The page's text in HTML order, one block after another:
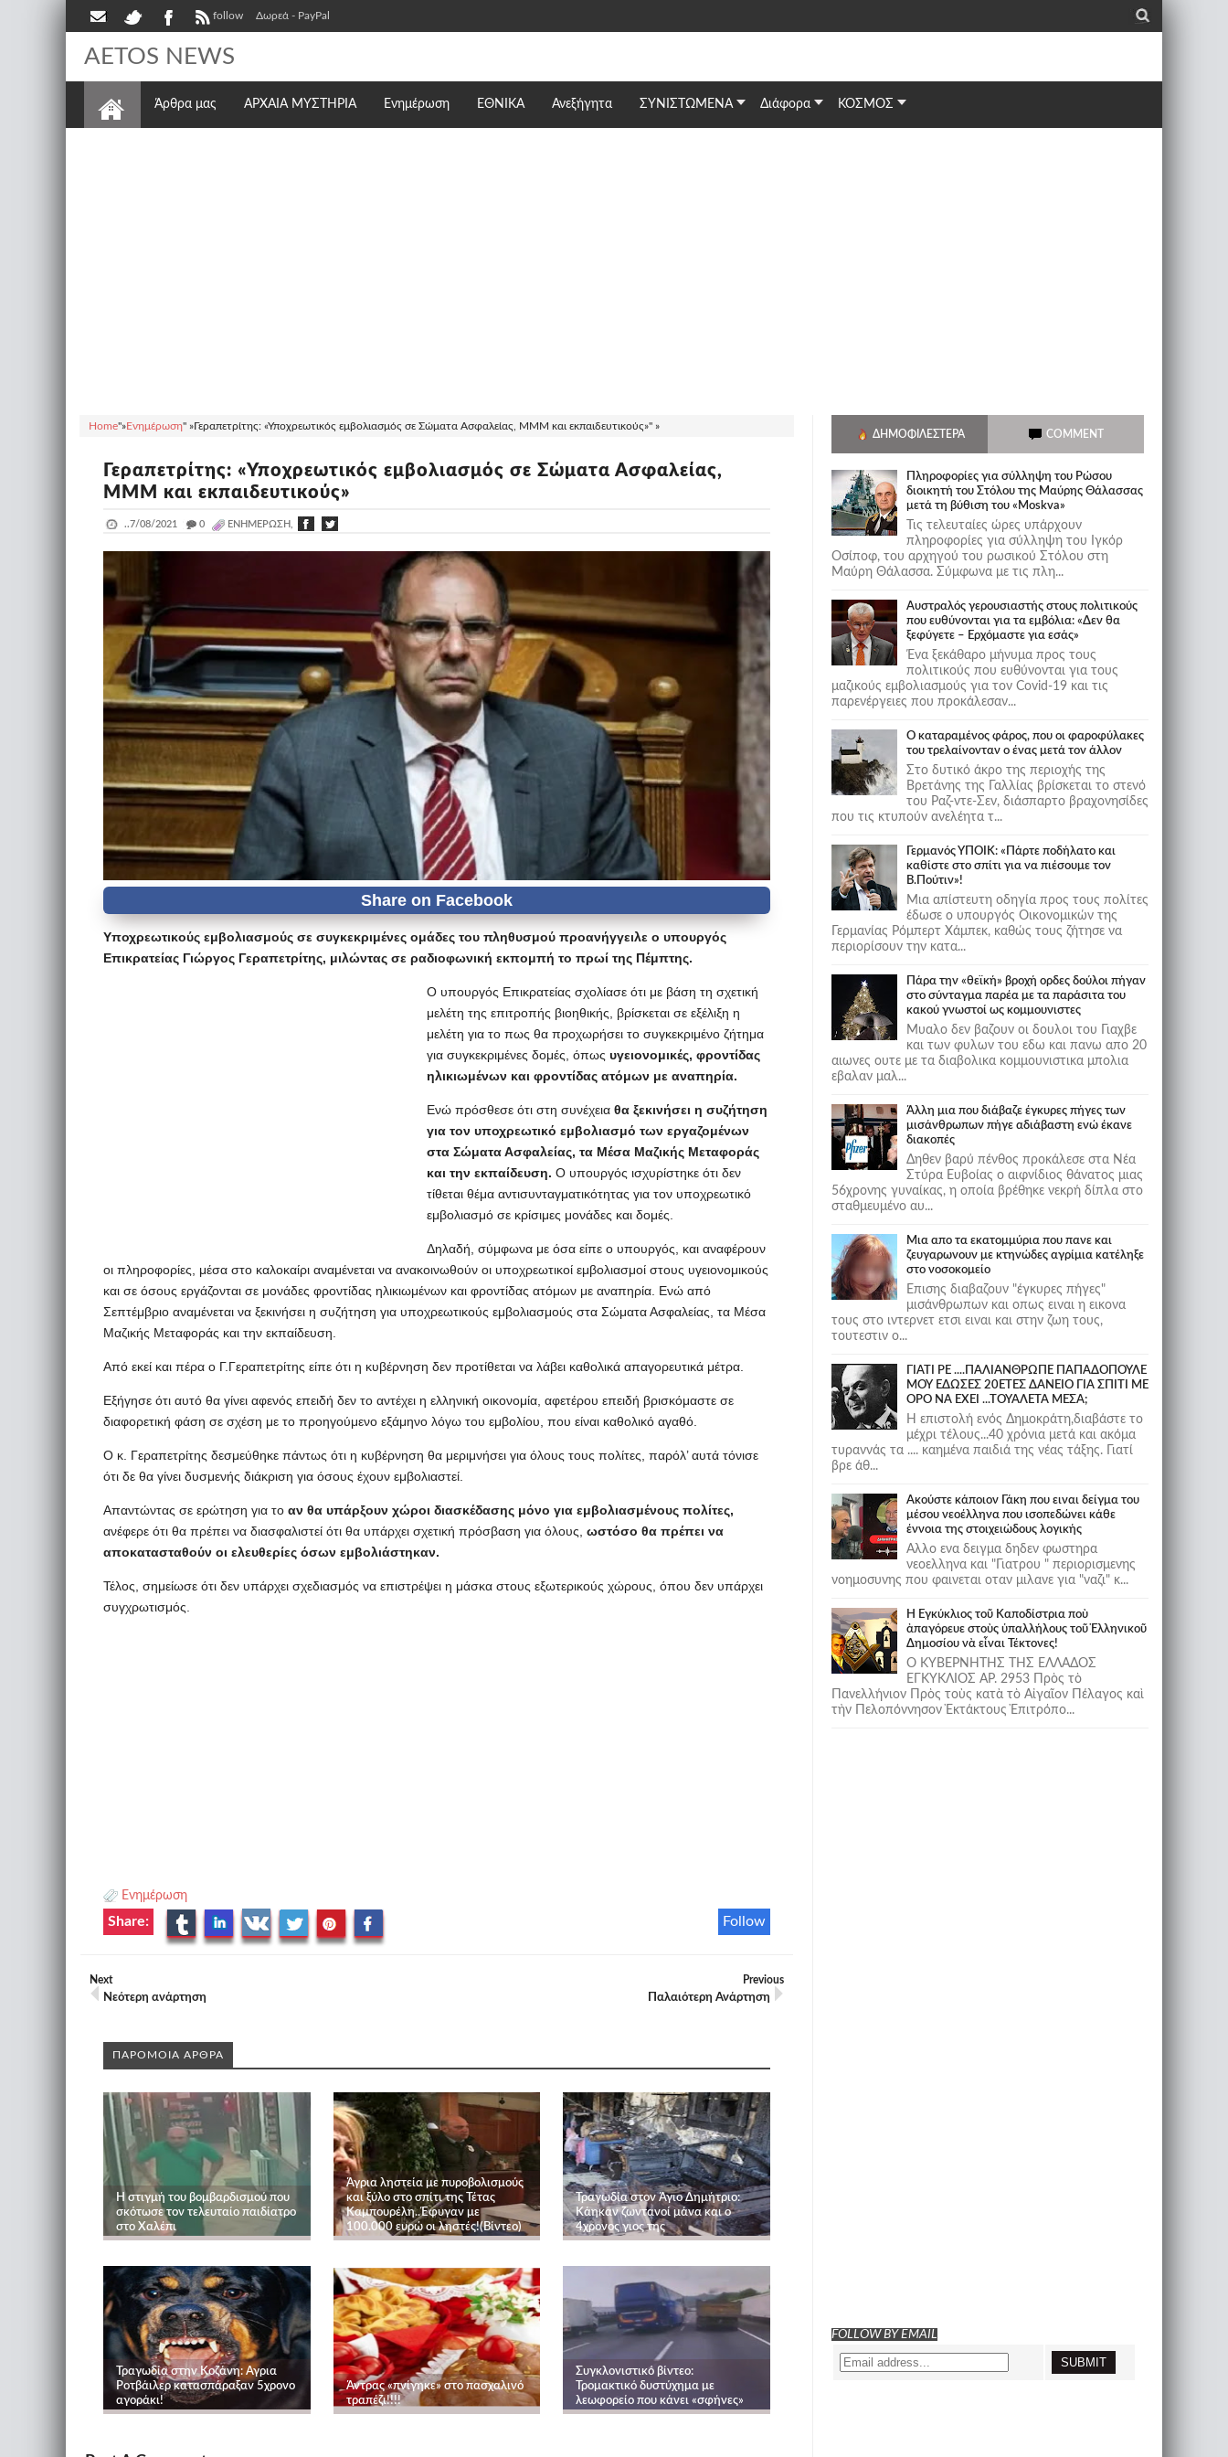
follow Δωρεά - PayPal _
AETOS NEWS
Άρθρα μας ΑΡΧΑΙΑ ΜΥΣΤΗΡΙΑ Ενημέρωση ΕΘΝΙΚΆ Ανεξήγητα ΣΥΝΙΣΤΩΜΕΝΑ Διάφορα ΚΟΣΜΟΣ
Home"»Ενημέρωση" »Γεραπετρίτης: «Υποχρεωτικός εμβολιασμός σε Σώματα Ασφαλείας, ΜΜΜ και εκπαιδευτικούς»" »
Γεραπετρίτης: «Υποχρεωτικός εμβολιασμός σε Σώματα Ασφαλείας,
ΜΜΜ και εκπαιδευτικούς»
..7/08/2021 _ 0 ΕΝΗΜΈΡΩΣΗ,
Υποχρεωτικούς εμβολιασμούς σε συγκεκριμένες ομάδες του πληθυσμού προανήγγειλε ο υπουργός
Επικρατείας Γιώργος Γεραπετρίτης, μιλώντας σε ραδιοφωνική εκπομπή το πρωί της Πέμπτης.
Ο υπουργός Επικρατείας σχολίασε ότι με βάση τη σχετική
μελέτη της επιτροπής βιοηθικής, βρίσκεται σε εξέλιξη η
μελέτη για το πως θα προχωρήσει το συγκεκριμένο ζήτημα
για συγκεκριμένες δομές, όπως υγειονομικές, φροντίδας
ηλικιωμένων και φροντίδας ατόμων με αναπηρία.
Ενώ πρόσθεσε ότι στη συνέχεια θα ξεκινήσει η συζήτηση
για τον υποχρεωτικό εμβολιασμό των εργαζομένων
στα Σώματα Ασφαλείας, τα Μέσα Μαζικής Μεταφοράς
και την εκπαίδευση. Ο υπουργός ισχυρίστηκε ότι δεν
τίθεται θέμα αντισυνταγματικότητας για τον υποχρεωτικό
εμβολιασμό σε κρίσιμες μονάδες και δομές.
Δηλαδή, σύμφωνα με όσα είπε ο υπουργός, και αναφέρουν
οι πληροφορίες, μέσα στο καλοκαίρι αναμένεται να ανακοινωθούν οι υποχρεωτικοί εμβολιασμοί στους υγειονομικούς
και σε όσους εργάζονται σε μονάδες φροντίδας ηλικιωμένων και φροντίδας ατόμων με αναπηρία. Ενώ από
Σεπτέμβριο αναμένεται να ξεκινήσει η συζήτηση για υποχρεωτικούς εμβολιασμούς στα Σώματα Ασφαλείας, τα Μέσα
Μαζικής Μεταφοράς και την εκπαίδευση.
Από εκεί και πέρα ο Γ.Γεραπετρίτης είπε ότι η κυβέρνηση δεν προτίθεται να λάβει καθολικά απαγορευτικά μέτρα.
Εξήγησε ότι αυτό θα γίνει αφενός επειδή δεν το αντέχει η ελληνική οικονομία, αφετέρου επειδή βρισκόμαστε σε
διαφορετική φάση σε σχέση με το προηγούμενο εξάμηνο λόγω του εμβολίου, που είναι καθολικό αγαθό.
Ο κ. Γεραπετρίτης δεσμεύθηκε πάντως ότι η κυβέρνηση θα μεριμνήσει για όλους τους πολίτες, παρόλ’ αυτά τόνισε
ότι δε θα γίνει δυσμενής διάκριση για όσους έχουν εμβολιαστεί.
Απαντώντας σε ερώτηση για το αν θα υπάρξουν χώροι διασκέδασης μόνο για εμβολιασμένους πολίτες,
ανέφερε ότι θα πρέπει να διασφαλιστεί ότι θα υπάρχει σχετική πρόσβαση για όλους, ωστόσο θα πρέπει να
αποκατασταθούν οι ελευθερίες όσων εμβολιάστηκαν.
Τέλος, σημείωσε ότι δεν υπάρχει σχεδιασμός να επιστρέψει η μάσκα στους εξωτερικούς χώρους, όπου δεν υπάρχει
συγχρωτισμός.
Ενημέρωση
Follow
Share:
Next
Νεότερη ανάρτηση
Previous
Παλαιότερη Ανάρτηση
ΠΑΡΟΜΟΙΑ ΑΡΘΡΑ
Η στιγμή του βομβαρδισμού που
σκότωσε τον τελευταίο παιδίατρο
στο Χαλέπι
Άγρια ληστεία με πυροβολισμούς
και ξύλο στο σπίτι της Τέτας
Καμπουρέλη..Έφυγαν με
100.000 ευρώ οι ληστές!(Βίντεο)
Τραγωδία στον Άγιο Δημήτριο:
Κάηκαν ζωντανοί μάνα και ο
4χρονος γιος της
Τραγωδία στην Κοζάνη: Αγρια
Ροτβάιλερ κατασπάραξαν 5χρονο
αγοράκι!
Άντρας «πνίγηκε» στο πασχαλινό
τραπέζι!!!!
Συγκλονιστικό βίντεο:
Τρομακτικό δυστύχημα με
λεωφορείο που κάνει «σφήνες»
ΔΗΜΟΦΙΛΈΣΤΕΡΑ COMMENT
Πληροφορίες για σύλληψη του Ρώσου
διοικητή του Στόλου της Mαύρης Θάλασσας
μετά τη βύθιση του «Moskva»
Τις τελευταίες ώρες υπάρχουν
πληροφορίες για σύλληψη του Ιγκόρ
Οσίποφ, του αρχηγού του ρωσικού Στόλου στη
Μαύρη Θάλασσα. Σύμφωνα με τις πλη...
Αυστραλός γερουσιαστής στους πολιτικούς
που ευθύνονται για τα εμβόλια: «Δεν θα
ξεφύγετε – Ερχόμαστε για εσάς»
Ένα ξεκάθαρο μήνυμα προς τους
πολιτικούς που ευθύνονται για τους
μαζικούς εμβολιασμούς για τον Covid-19 και τις
παρενέργειες που προκάλεσαν...
Ο καταραμένος φάρος, που οι φαροφύλακες
του τρελαίνονταν ο ένας μετά τον άλλον
Στο δυτικό άκρο της περιοχής της
Βρετάνης της Γαλλίας βρίσκεται το στενό
του Ραζ-ντε-Σεν, διάσπαρτο βραχονησίδες
που τις κτυπούν ανελέητα τ...
Γερμανός ΥΠΟΙΚ: «Πάρτε ποδήλατο και
καθίστε στο σπίτι για να πιέσουμε τον
Β.Πούτιν»!
Μια απίστευτη οδηγία προς τους πολίτες
έδωσε ο υπουργός Οικονομικών της
Γερμανίας Ρόμπερτ Χάμπεκ, καθώς τους ζήτησε να
περιορίσουν την κατα...
Πάρα την «θεϊκή» βροχή ορδες δούλοι πήγαν
στο σύνταγμα παρέα με τα παράσιτα του
κακού γνωστοί ως κομμουνιστες
Μυαλο δεν βαζουν οι δουλοι του Γιαχβε
και των φυλων του εδω και πανω απο 20
αιωνες ουτε με τα διαβολικα κομμουνιστικα μπολια
εβαλαν μαλ...
Άλλη μια που διάβαζε έγκυρες πήγες των
μισάνθρωπων πήγε αδιάβαστη ενώ έκανε
διακοπές
Δηθεν βαρύ πένθος προκάλεσε στα Νέα
Στύρα Ευβοίας ο αιφνίδιος θάνατος μιας
56χρονης γυναίκας, η οποία βρέθηκε νεκρή δίπλα στο
σταθμευμένο αυ...
Μια απο τα εκατομμύρια που πανε και
ζευγαρωνουν με κτηνώδες αγρίμια κατέληξε
στο νοσοκομείο
Επισης διαβαζουν "έγκυρες πήγες"
μισάνθρωπων και οπως ειναι η εικονα
τους στο ιντερνετ ετσι ειναι και στην ζωη τους,
τουτεστιν ο...
ΓΙΑΤΙ ΡΕ ....ΠΑΛΙΑΝΘΡΩΠΕ ΠΑΠΑΔΟΠΟΥΛΕ
ΜΟΥ ΕΔΩΣΕΣ 20ΕΤΕΣ ΔΑΝΕΙΟ ΓΙΑ ΣΠΙΤΙ ΜΕ
ΟΡΟ ΝΑ ΕΧΕΙ ...ΤΟΥΑΛΕΤΑ ΜΕΣΑ;
Η επιστολή ενός Δημοκράτη,διαβάστε το
μέχρι τέλους...40 χρόνια μετά και ακόμα
τυραννάς τα .... καημένα παιδιά της νέας τάξης. Γιατί
βρε άθ...
Ακούστε κάποιον Γάκη που ειναι δείγμα του
μέσου νεοέλληνα που ισοπεδώνει κάθε
έννοια της στοιχειώδους λογικής
Αλλο ενα δειγμα δηδεν φωστηρα
νεοελληνα και "Γιατρου " περιορισμενης
νοημοσυνης που φαινεται οταν μιλανε για "ναζι" κ...
Ἡ Ἐγκύκλιος τοῦ Καποδίστρια ποὺ
ἀπαγόρευε στοὺς ὑπαλλήλους τοῦ Ἑλληνικοῦ
Δημοσίου νὰ εἶναι Τέκτονες!
Ο ΚΥΒΕΡΝΗΤΗΣ ΤΗΣ ΕΛΛΑΔΟΣ
ΕΓΚΥΚΛΙΟΣ ΑΡ. 2953 Πρὸς τὸ
Πανελλήνιον Πρὸς τοὺς κατὰ τὸ Αἰγαῖον Πέλαγος καὶ
τὴν Πελοπόννησον Ἐκτάκτους Ἐπιτρόπο...
FOLLOW BY EMAIL